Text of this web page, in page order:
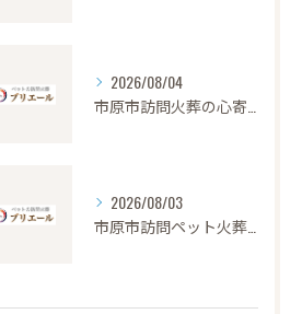
2026/08/04
2026/08/03